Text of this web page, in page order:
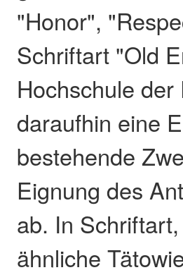
"Honor",
Schriftart "Old
Hochschule
daraufhin eine
bestehende
Eignung des
ab. In
ähnliche